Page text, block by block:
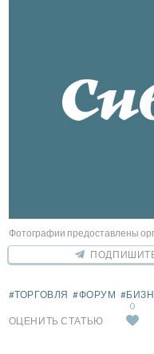
Фотографии предоставлены
#ТОРГОВЛЯ #ФОРУМ
ОЦЕНИТЬ СТАТЬЮ
0